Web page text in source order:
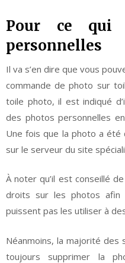
Pour ce qui
personnelles
Il va s’en dire que vous
commande de photo sur
toile photo, il est indiqué
des photos personnelles
Une fois que la photo a
sur le serveur du site
À noter qu’il est conseillé
droits sur les photos afin
puissent pas les utiliser à
Néanmoins, la majorité
toujours supprimer la